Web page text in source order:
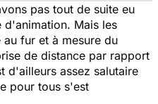
pas tout de suite eu
Mais les
fur et à mesure du
de distance par rapport
d'ailleurs assez salutaire
pour tous s'est